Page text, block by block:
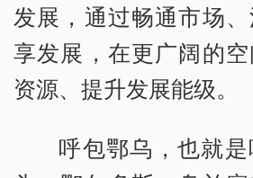
发展，通过畅通市场
享发展，在更广阔的
资源、提升发展能级。
呼包鄂乌，也就